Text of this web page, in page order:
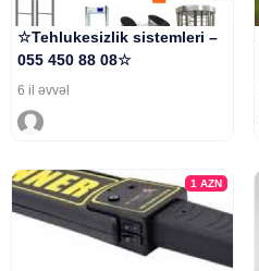
☆Tehlukesizlik sistemleri –
055 450 88 08☆
6 il əvvəl
1AZN